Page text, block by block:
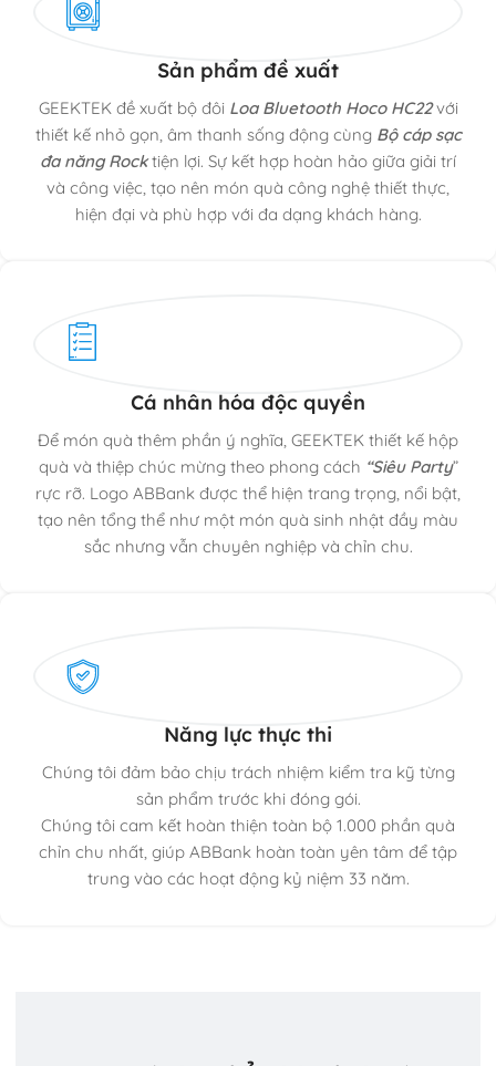
Sản phẩm đề xuất
GEEKTEK đề xuất bộ đôi Loa Bluetooth Hoco HC22với
thiết kế nhỏ gọn, âm thanh sống động cùng Bộ cáp sạc
đa năng Rocktiện lợi. Sự kết hợp hoàn hảo giữa giải trí
và công việc, tạo nên món quà công nghệ thiết thực,
hiện đại và phù hợp với đa dạng khách hàng.
Cá nhân hóa độc quyền
Để món quà thêm phần ý nghĩa, GEEKTEK thiết kế hộp
quà và thiệp chúc mừng theo phong cách “Siêu Party”
rực rỡ. Logo ABBank được thể hiện trang trọng, nổi bật,
tạo nên tổng thể như một món quà sinh nhật đầy màu
sắc nhưng vẫn chuyên nghiệp và chỉn chu.
Năng lực thực thi
Chúng tôi đảm bảo chịu trách nhiệm kiểm tra kỹ từng
sản phẩm trước khi đóng gói.
Chúng tôi cam kết hoàn thiện toàn bộ 1.000 phần quà
chỉn chu nhất, giúp ABBank hoàn toàn yên tâm để tập
trung vào các hoạt động kỷ niệm 33 năm.